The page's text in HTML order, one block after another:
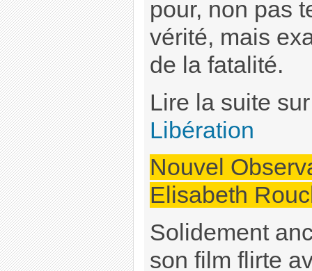
pour, non pas
vérité, mais
de la fatalité.
Lire la suite
Libération
Nouvel
Elisabeth
Solidement
son film flirte